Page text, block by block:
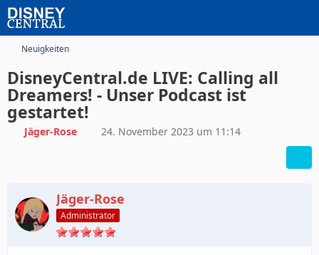
Neuigkeiten
DisneyCentral.de LIVE: Calling all
Dreamers! - Unser Podcast ist
gestartet!
Jäger-Rose 24. November 2023 um 11:14
Jäger-Rose
Administrator